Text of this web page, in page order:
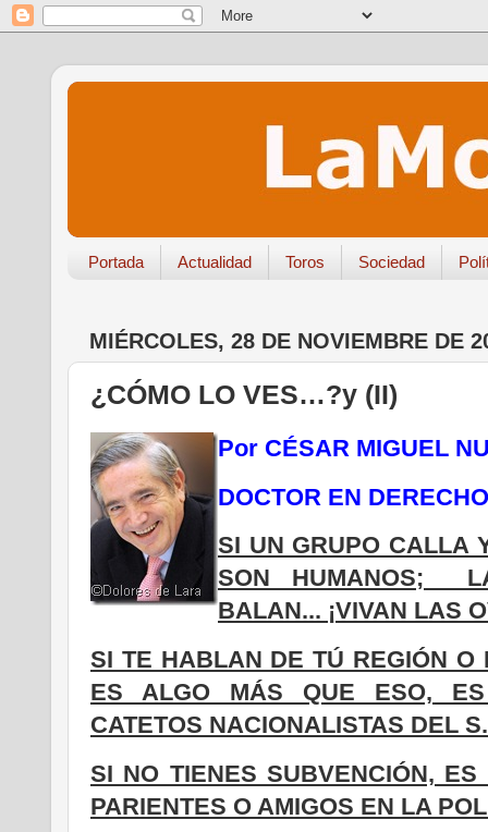
Portada Actualidad Toros Sociedad
MIÉRCOLES, 28 DE NOVIEMBRE DE
¿CÓMO LO VES…?y (II)
Por CÉSAR MIGUEL
DOCTOR EN
SI UN GRUPO CALLA
SON HUMANOS;
BALAN... ¡VIVAN LAS
SI TE HABLAN DE TÚ REGIÓN O
ES ALGO MÁS QUE ESO,
CATETOS NACIONALISTAS DEL
SI NO TIENES SUBVENCIÓN,
PARIENTES O AMIGOS EN LA